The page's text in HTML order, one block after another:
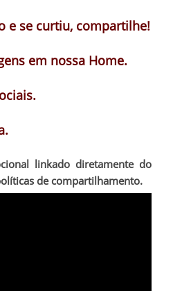
e se curtiu, compartilhe!
em nossa Home.
linkado diretamente do
de compartilhamento.